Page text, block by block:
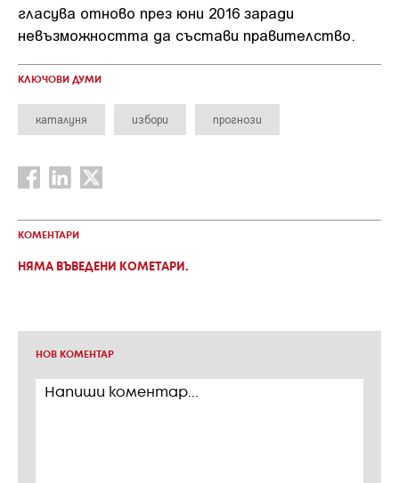
гласува отново през юни 2016 заради
невъзможността да състави правителство.
КЛЮЧОВИ ДУМИ
каталуня избори прогнози
КОМЕНТАРИ
НЯМА ВЪВЕДЕНИ КОМЕТАРИ.
НОВ КОМЕНТАР